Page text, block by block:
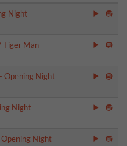
Night
Tiger Man -
Opening Night
Night
Night